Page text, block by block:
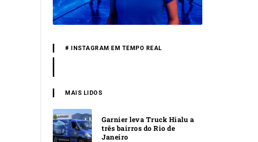
# INSTAGRAM EM TEMPO REAL
MAIS LIDOS
Garnier leva Truck Hialu a
três bairros do Rio de
Janeiro